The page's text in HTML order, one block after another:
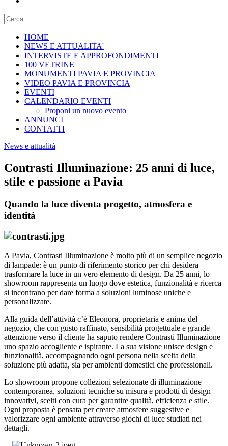
HOME
NEWS E ATTUALITA'
INTERVISTE E APPROFONDIMENTI
100 VETRINE
MONUMENTI PAVIA E PROVINCIA
VIDEO PAVIA E PROVINCIA
EVENTI
CALENDARIO EVENTI
Proponi un nuovo evento
ANNUNCI
CONTATTI
News e attualità
Contrasti Illuminazione: 25 anni di luce,
stile e passione a Pavia
Quando la luce diventa progetto, atmosfera e
identità
A Pavia, Contrasti Illuminazione è molto più di un semplice negozio
di lampade: è un punto di riferimento storico per chi desidera
trasformare la luce in un vero elemento di design. Da 25 anni, lo
showroom rappresenta un luogo dove estetica, funzionalità e ricerca
si incontrano per dare forma a soluzioni luminose uniche e
personalizzate.
Alla guida dell’attività c’è Eleonora, proprietaria e anima del
negozio, che con gusto raffinato, sensibilità progettuale e grande
attenzione verso il cliente ha saputo rendere Contrasti Illuminazione
uno spazio accogliente e ispirante. La sua visione unisce design e
funzionalità, accompagnando ogni persona nella scelta della
soluzione più adatta, sia per ambienti domestici che professionali.
Lo showroom propone collezioni selezionate di illuminazione
contemporanea, soluzioni tecniche su misura e prodotti di design
innovativi, scelti con cura per garantire qualità, efficienza e stile.
Ogni proposta è pensata per creare atmosfere suggestive e
valorizzare ogni ambiente attraverso giochi di luce studiati nei
dettagli.